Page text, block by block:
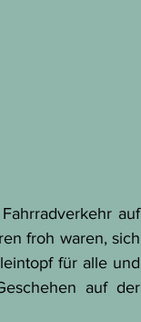
auf
froh waren, sich
für alle und
auf der